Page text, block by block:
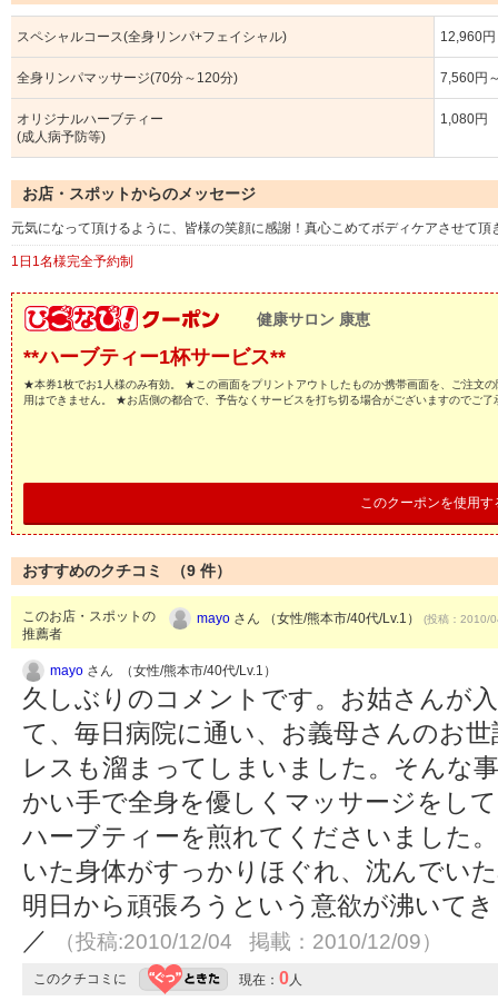
スペシャルコース(全身リンパ+フェイシャル) 12,960円
全身リンパマッサージ(70分～120分) 7,560円
オリジナルハーブティー
(成人病予防等)
1,080円
お店・スポットからのメッセージ
元気になって頂けるように、皆様の笑顔に感謝！真心こめてボディケアさせて頂
1日1名様完全予約制
健康サロン 康恵
**ハーブティー1杯サービス**
★本券1枚でお1人様のみ有効。 ★この画面をプリントアウトしたものか携帯画面を、ご注文
用はできません。 ★お店側の都合で、予告なくサービスを打ち切る場合がございますのでご了
このクーポンを使用す
おすすめのクチコミ （9 件）
このお店・スポットの
推薦者
mayo さん （女性/熊本市/40代/Lv.1） (投稿：2010/
mayo さん （女性/熊本市/40代/Lv.1）
久しぶりのコメントです。お姑さんが
て、毎日病院に通い、お義母さんのお
レスも溜まってしまいました。そんな
かい手で全身を優しくマッサージをし
ハーブティーを煎れてくださいました
いた身体がすっかりほぐれ、沈んでい
明日から頑張ろうという意欲が沸いて
／
（投稿:2010/12/04 掲載：2010/12/09）
このクチコミに 現在： 0人